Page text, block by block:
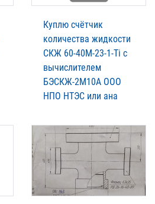
Куплю счётчик
количества жидкости
СКЖ 60-40М-23-1-Ti с
вычислителем
БЭСКЖ-2М10А ООО
НПО НТЭС или ана